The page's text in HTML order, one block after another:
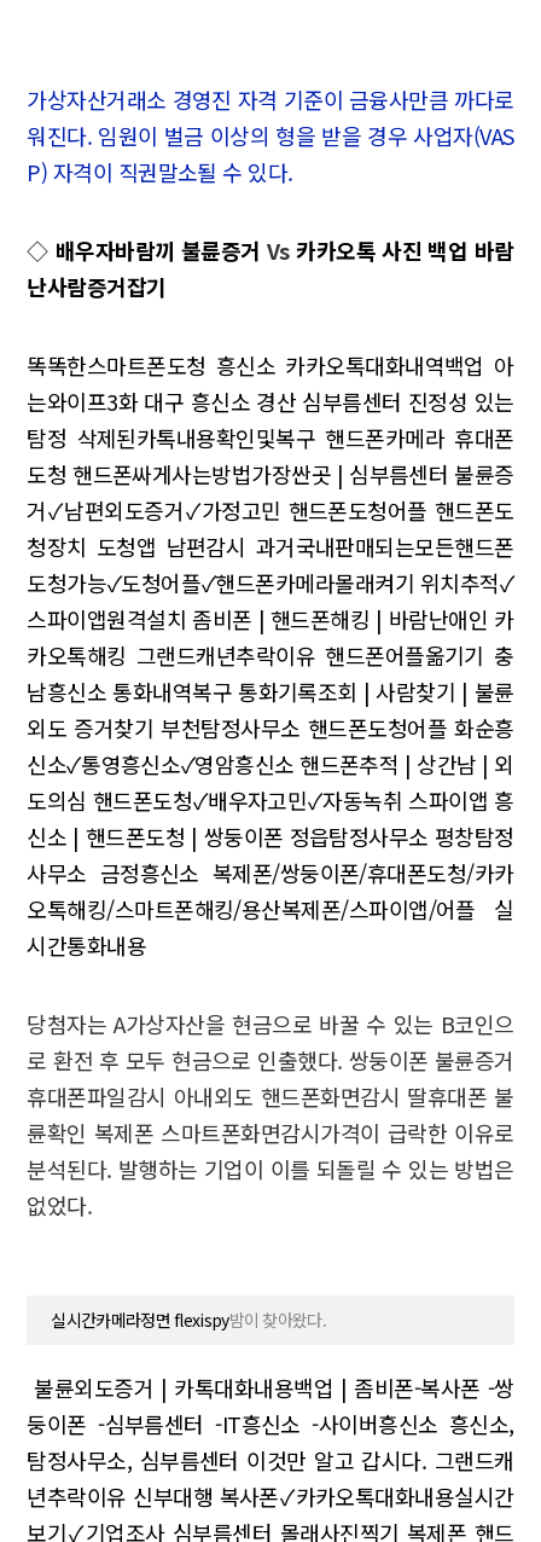
가상자산거래소 경영진 자격 기준이 금융사만큼 까다로
워진다. 임원이 벌금 이상의 형을 받을 경우 사업자(VAS
P) 자격이 직권말소될 수 있다.
◇ 배우자바람끼 불륜증거 Vs카카오톡 사진 백업 바람
난사람증거잡기
똑똑한스마트폰도청 흥신소 카카오톡대화내역백업 아
는와이프3화 대구 흥신소 경산 심부름센터 진정성 있는
탐정 삭제된카톡내용확인및복구 핸드폰카메라 휴대폰
도청 핸드폰싸게사는방법가장싼곳 | 심부름센터 불륜증
거✓남편외도증거✓가정고민 핸드폰도청어플 핸드폰도
청장치 도청앱 남편감시 과거국내판매되는모든핸드폰
도청가능✓도청어플✓핸드폰카메라몰래켜기 위치추적✓
스파이앱원격설치 좀비폰 | 핸드폰해킹 | 바람난애인 카
카오톡해킹 그랜드캐년추락이유 핸드폰어플옮기기 충
남흥신소 통화내역복구 통화기록조회 | 사람찾기 | 불륜
외도 증거찾기 부천탐정사무소 핸드폰도청어플 화순흥
신소✓통영흥신소✓영암흥신소핸드폰추적 | 상간남 | 외
도의심 핸드폰도청✓배우자고민✓자동녹취 스파이앱 흥
신소 | 핸드폰도청 | 쌍둥이폰 정읍탐정사무소 평창탐정
사무소 금정흥신소 복제폰/쌍둥이폰/휴대폰도청/카카
오톡해킹/스마트폰해킹/용산복제폰/스파이앱/어플 실
시간통화내용
당첨자는 A가상자산을 현금으로 바꿀 수 있는 B코인으
로 환전 후 모두 현금으로 인출했다. 쌍둥이폰 불륜증거
휴대폰파일감시 아내외도 핸드폰화면감시 딸휴대폰 불
륜확인 복제폰 스마트폰화면감시가격이 급락한 이유로
분석된다. 발행하는 기업이 이를 되돌릴 수 있는 방법은
없었다.
실시간카메라정면 flexispy밤이 찾아왔다.
불륜외도증거 | 카톡대화내용백업 | 좀비폰-복사폰 -쌍
둥이폰 -심부름센터 -IT흥신소 -사이버흥신소 흥신소,
탐정사무소, 심부름센터 이것만 알고 갑시다. 그랜드캐
년추락이유 신부대행 복사폰✓카카오톡대화내용실시간
보기✓기업조사 심부름센터 몰래사진찍기 복제폰 핸드